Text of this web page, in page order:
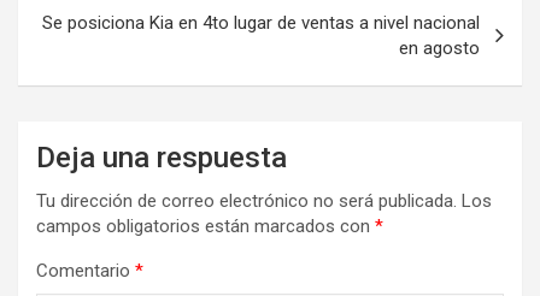
Se posiciona Kia en 4to lugar de ventas a nivel nacional
en agosto
Deja una respuesta
Tu dirección de correo electrónico no será publicada. Los
campos obligatorios están marcados con *
Comentario *